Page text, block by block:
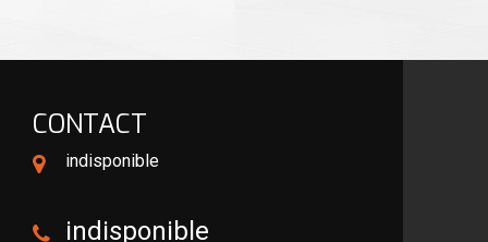
CONTACT
indisponible
indisponible